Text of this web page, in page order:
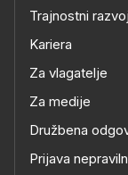
Trajnostni razvoj
Kariera
Za vlagatelje
Za medije
Družbena
Prijava